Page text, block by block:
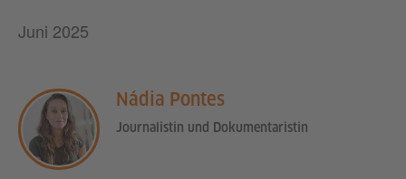
Juni 2025
Nádia Pontes
Journalistin und Dokumentaristin